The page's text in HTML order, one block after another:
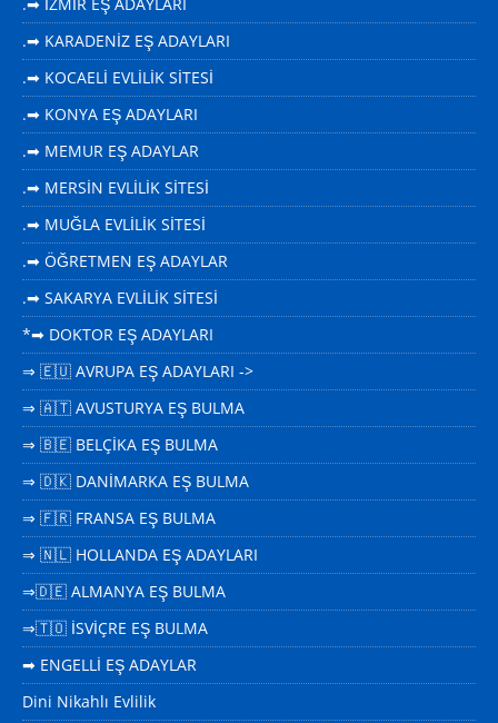
.➡ KARADENİZ EŞ ADAYLARI
.➡ KOCAELİ EVLİLİK SİTESİ
.➡ KONYA EŞ ADAYLARI
.➡ MEMUR EŞ ADAYLAR
.➡ MERSİN EVLİLİK SİTESİ
.➡ MUĞLA EVLİLİK SİTESİ
.➡ ÖĞRETMEN EŞ ADAYLAR
.➡ SAKARYA EVLİLİK SİTESİ
*➡ DOKTOR EŞ ADAYLARI
⇒ 🇪🇺 AVRUPA EŞ ADAYLARI ->
⇒ 🇦🇹 AVUSTURYA EŞ BULMA
⇒ 🇧🇪 BELÇİKA EŞ BULMA
⇒ 🇩🇰 DANİMARKA EŞ BULMA
⇒ 🇫🇷 FRANSA EŞ BULMA
⇒ 🇳🇱 HOLLANDA EŞ ADAYLARI
⇒🇩🇪 ALMANYA EŞ BULMA
⇒🇹🇴 İSVİÇRE EŞ BULMA
➡ ENGELLİ EŞ ADAYLAR
Dini Nikahlı Evlilik